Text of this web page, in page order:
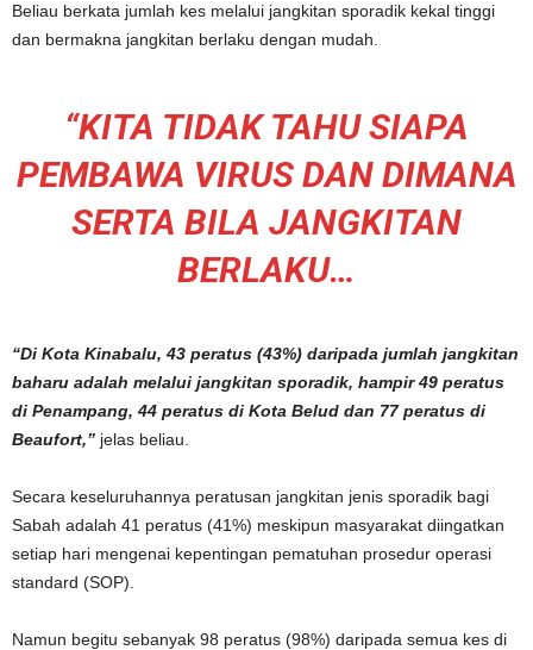
Beliau berkata jumlah kes melalui jangkitan sporadik kekal tinggi
dan bermakna jangkitan berlaku dengan mudah.
“KITA TIDAK TAHU SIAPA
PEMBAWA VIRUS DAN DIMANA
SERTA BILA JANGKITAN
BERLAKU…
“Di Kota Kinabalu, 43 peratus (43%) daripada jumlah jangkitan
baharu adalah melalui jangkitan sporadik, hampir 49 peratus
di Penampang, 44 peratus di Kota Belud dan 77 peratus di
Beaufort,” jelas beliau.
Secara keseluruhannya peratusan jangkitan jenis sporadik bagi
Sabah adalah 41 peratus (41%) meskipun masyarakat diingatkan
setiap hari mengenai kepentingan pematuhan prosedur operasi
standard (SOP).
Namun begitu sebanyak 98 peratus (98%) daripada semua kes di